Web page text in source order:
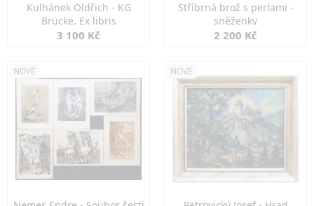
Kulhánek Oldřich - KG
Brücke, Ex libris
3 100 Kč
Stříbrná brož s perlami -
sněženky
2 200 Kč
NOVÉ NOVÉ